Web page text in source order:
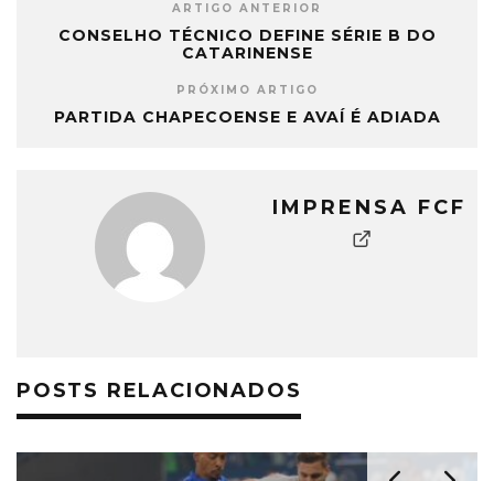
ARTIGO ANTERIOR
CONSELHO TÉCNICO DEFINE SÉRIE B DO
CATARINENSE
PRÓXIMO ARTIGO
PARTIDA CHAPECOENSE E AVAÍ É ADIADA
IMPRENSA FCF
POSTS RELACIONADOS